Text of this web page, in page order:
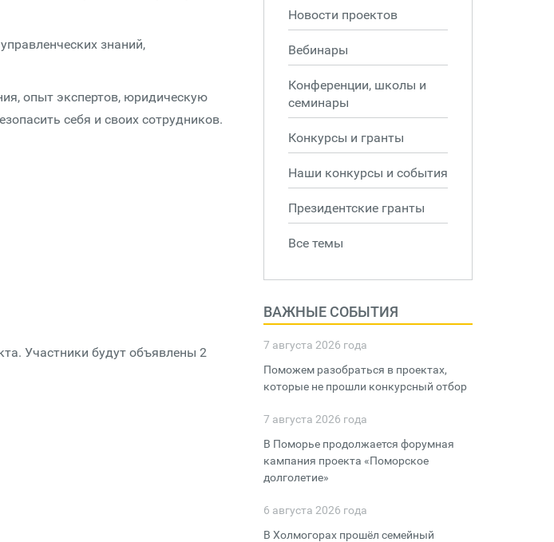
знаний,
опыт экспертов, юридическую
себя и своих сотрудников.
Участники будут объявлены 2
Новости проектов
Вебинары
Конференции, школы и
семинары
Конкурсы и гранты
Наши конкурсы и события
Президентские гранты
Все темы
ВАЖНЫЕ СОБЫТИЯ
7 августа 2026 года
Поможем разобраться в проектах,
которые не прошли конкурсный отбор
7 августа 2026 года
В Поморье продолжается форумная
кампания проекта «Поморское
долголетие»
6 августа 2026 года
В Холмогорах прошёл семейный